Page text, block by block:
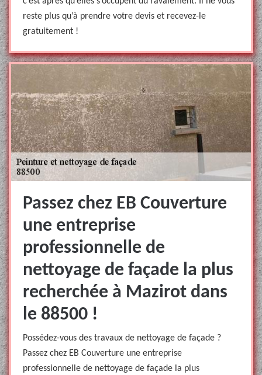
reste plus qu’à prendre votre devis et recevez-le
gratuitement !
Passez chez EB Couverture
une entreprise
professionnelle de
nettoyage de façade la plus
recherchée à Mazirot dans
le 88500 !
Possédez-vous des travaux de nettoyage de façade ?
Passez chez EB Couverture une entreprise
professionnelle de nettoyage de façade la plus